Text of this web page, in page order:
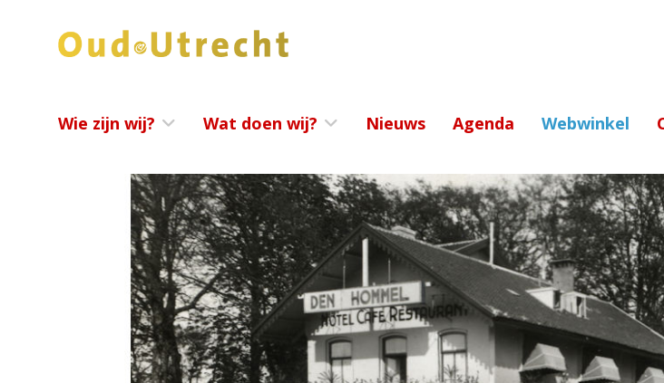
Wie zijn wij? Wat doen wij? Nieuws Agenda Webwinkel